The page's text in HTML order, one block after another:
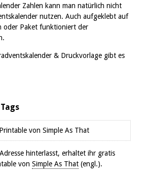
Zahlen kann man natürlich nicht
nutzen. Auch aufgeklebt auf
oder Paket funktioniert der
& Druckvorlage gibt es
hinterlasst, erhaltet ihr gratis
von Simple As That (engl.).